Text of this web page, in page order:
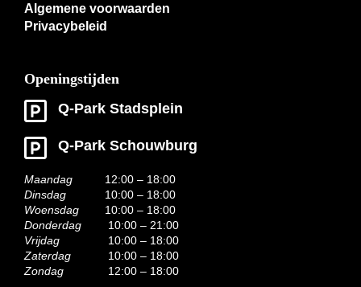
Algemene voorwaarden
Privacybeleid
Openingstijden
Q-Park Stadsplein
Q-Park Schouwburg
Maandag
12:00 – 18:00
Dinsdag
10:00 – 18:00
Woensdag
10:00 – 18:00
Donderdag
10:00 – 21:00
Vrijdag
10:00 – 18:00
Zaterdag
10:00 – 18:00
Zondag
12:00 – 18:00